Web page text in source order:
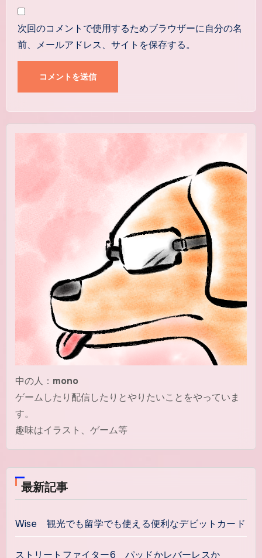
次回のコメントで使用するためブラウザーに自分の名
前、メールアドレス、サイトを保存する。
中の人： mono
ゲームしたり配信したりとやりたいことをやっていま
す。
趣味はイラスト、ゲーム等
最新記事
Wise 観光でも留学でも使える便利なデビットカード
ストリートファイター6 パッドかレバーレスか